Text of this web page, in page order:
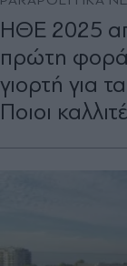
ΗΘΕ 2025
πρώτη φορά
γιορτή για
Ποιοι